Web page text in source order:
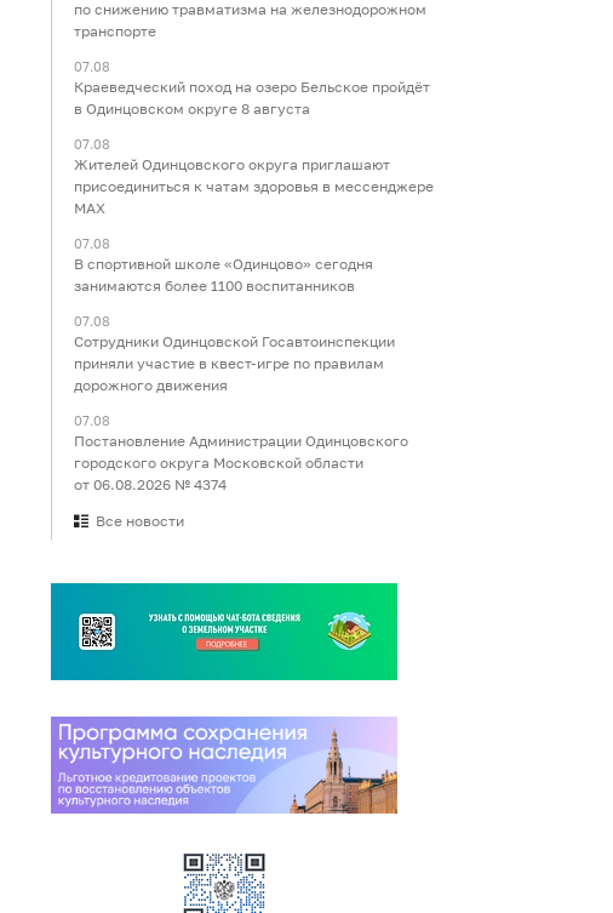
по снижению травматизма на железнодорожном
транспорте
07.08
Краеведческий поход на озеро Бельское пройдёт
в Одинцовском округе 8 августа
07.08
Жителей Одинцовского округа приглашают
присоединиться к чатам здоровья в мессенджере
МАХ
07.08
В спортивной школе «Одинцово» сегодня
занимаются более 1100 воспитанников
07.08
Сотрудники Одинцовской Госавтоинспекции
приняли участие в квест-игре по правилам
дорожного движения
07.08
Постановление Администрации Одинцовского
городского округа Московской области
от 06.08.2026 № 4374
Все новости